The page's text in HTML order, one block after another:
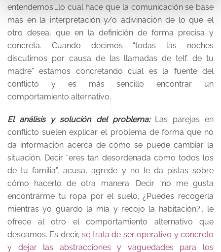
entendemos”…lo cual hace que la comunicación se base
más en la interpretación y/o adivinación de lo que el
otro desea, que en la definición de forma precisa y
concreta. Cuando decimos “todas las noches
discutimos por causa de las llamadas de telf. de tu
madre” estamos concretando cual es la fuente del
conflicto y es más sencillo encontrar un
comportamiento alternativo.
El análisis y solución del problema:Las parejas en
conflicto suelen explicar el problema de forma que no
da información acerca de cómo se puede cambiar la
situación. Decir “eres tan desordenada como todos los
de tu familia”, acusa, agrede y no le da pistas sobre
cómo hacerlo de otra manera. Decir “no me gusta
encontrarme tu ropa por el suelo. ¿Puedes recogerla
mientras yo guardo la mía y recojo la habitación?”, le
ofrece al otro el comportamiento alternativo que
deseamos. Es decir,se trata de ser operativo y concreto
y dejar las abstracciones y vaguedades para los